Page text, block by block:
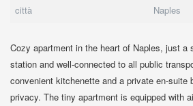
città
Naples
Cozy apartment in the heart of Naples, just a
station and well-connected to all public
convenient kitchenette and a private en-suite
privacy. The tiny apartment is equipped with